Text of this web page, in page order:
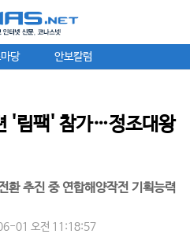
당 안보칼럼
'림팩' 참가…정조대왕
추진 중 연합해양작전 기획능력
01 오전 11:18:57